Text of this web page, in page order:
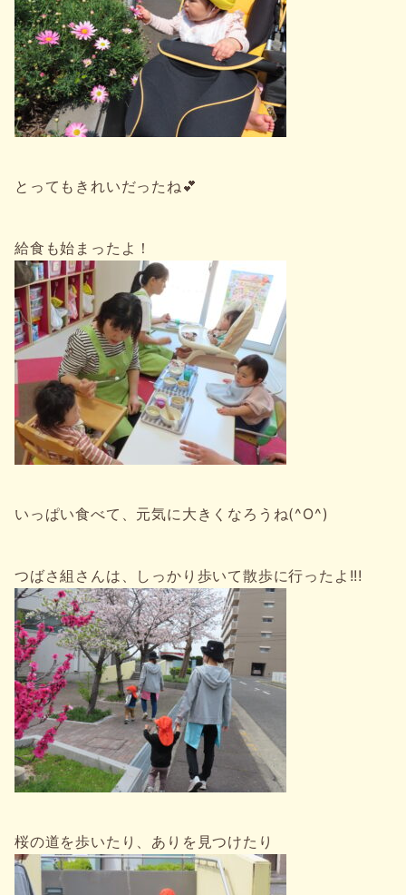
とってもきれいだったね💕
給食も始まったよ！
いっぱい食べて、元気に大きくなろうね(^O^)
つばさ組さんは、しっかり歩いて散歩に行ったよ!!!
桜の道を歩いたり、ありを見つけたり